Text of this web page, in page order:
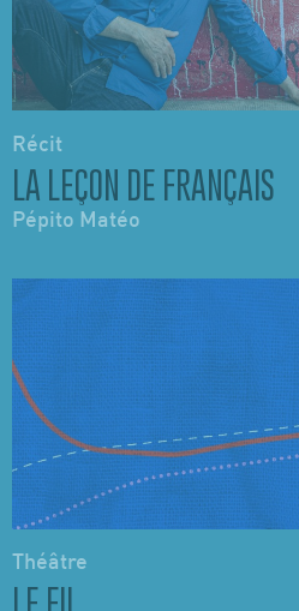
Récit
LA LEÇON DE FRANÇAIS
Pépito Matéo
Théâtre
LE FIL